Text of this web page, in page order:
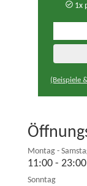
1x
(Beispiele
Montag -
11:00 - 23:00
Sonntag